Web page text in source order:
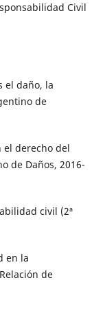
Civil
el daño, la
de
el derecho del
de Daños, 2016-
civil (2ª
en la
de